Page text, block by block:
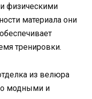
физическими
материала они
тренировки.
из велюра
модными и